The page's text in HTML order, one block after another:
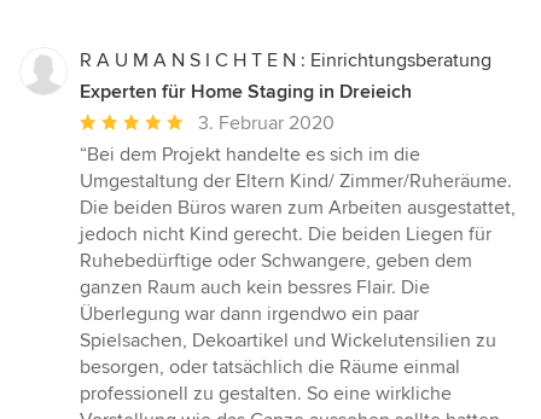
R A U M A N S I C H T E N : Einrichtungsberatung
Experten für Home Staging in Dreieich
Durchschnittliche
Bewertung:
5
von
5
Sternen
3. Februar 2020
“Bei dem Projekt handelte es sich im die
Umgestaltung der Eltern Kind/ Zimmer/Ruheräume.
Die beiden Büros waren zum Arbeiten ausgestattet,
jedoch nicht Kind gerecht. Die beiden Liegen für
Ruhebedürftige oder Schwangere, geben dem
ganzen Raum auch kein bessres Flair. Die
Überlegung war dann irgendwo ein paar
Spielsachen, Dekoartikel und Wickelutensilien zu
besorgen, oder tatsächlich die Räume einmal
professionell zu gestalten. So eine wirkliche